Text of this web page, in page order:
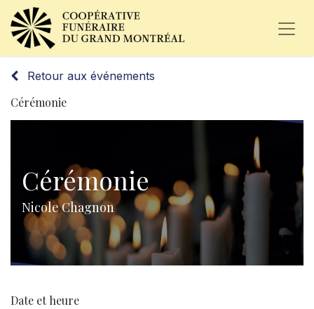
Retour aux événements
Cérémonie
Cérémonie
Nicole Chagnon
Date et heure